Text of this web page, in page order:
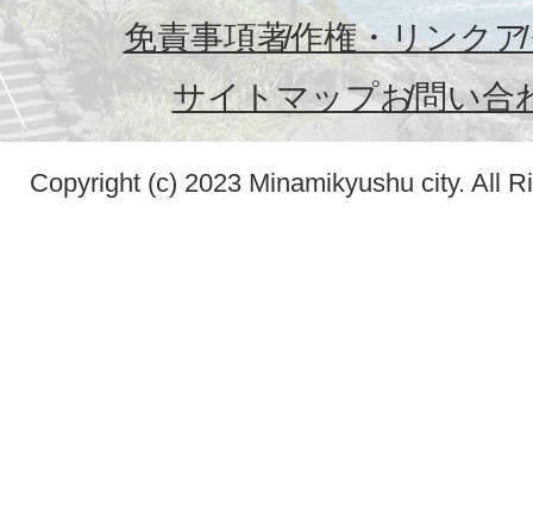
免責事項著作権・リンク
サイトマップお問い合
Copyright (c) 2023 Minamikyushu city. All